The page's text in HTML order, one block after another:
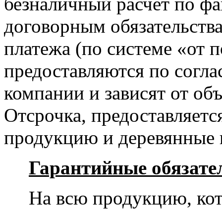
договорным
платежа (по системе «от
предоставляются по
компании и зависят от
Отсрочка,
продукцию и деревянные
Гарантийные
На всю продукцию,